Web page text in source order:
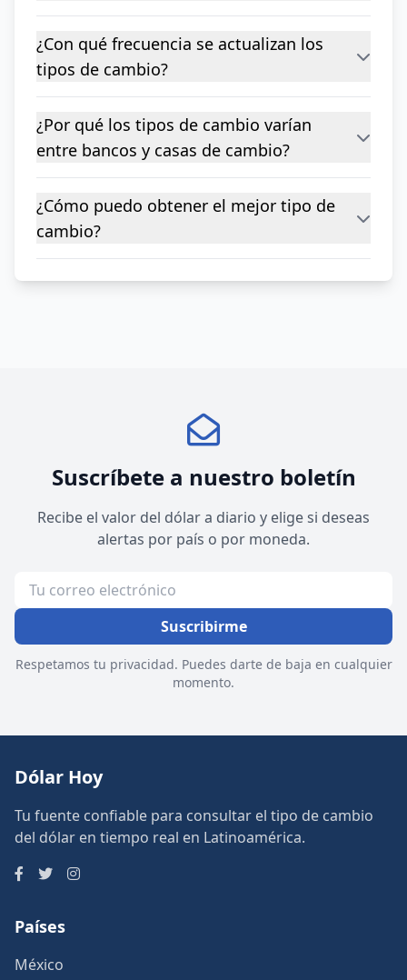
¿Con qué frecuencia se actualizan los
tipos de cambio?
¿Por qué los tipos de cambio varían
entre bancos y casas de cambio?
¿Cómo puedo obtener el mejor tipo de
cambio?
Suscríbete a nuestro boletín
Recibe el valor del dólar a diario y elige si deseas
alertas por país o por moneda.
Suscribirme
Respetamos tu privacidad. Puedes darte de baja en cualquier
momento.
Dólar Hoy
Tu fuente confiable para consultar el tipo de cambio
del dólar en tiempo real en Latinoamérica.
Países
México